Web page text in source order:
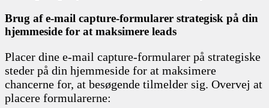
Brug af e-mail capture-formularer strategisk på din
hjemmeside for at maksimere leads
Placer dine e-mail capture-formularer på strategiske
steder på din hjemmeside for at maksimere
chancerne for, at besøgende tilmelder sig. Overvej at
placere formularerne: